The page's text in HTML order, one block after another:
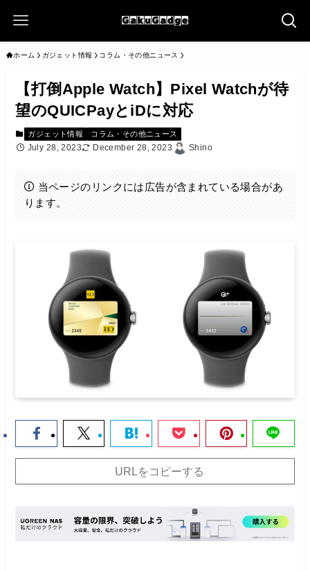
ホーム ガジェット情報 コラム・その他ニュース
【打倒Apple Watch】Pixel Watchが待
望のQUICPayとiDに対応
ガジェット情報 コラム・その他ニュース
July 28, 2023 December 28, 2023 Shino
当ページのリンクには広告が含まれている場合があ
ります。
URLをコピーする